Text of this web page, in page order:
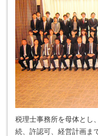
税理士事務所を母体とし
続、許認可、経営計画ま